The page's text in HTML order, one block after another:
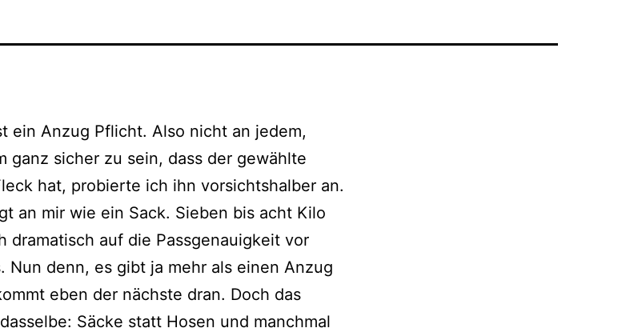
ein Anzug Pflicht. Also nicht an jedem,
ganz sicher zu sein, dass der gewählte
hat, probierte ich ihn vorsichtshalber an.
an mir wie ein Sack. Sieben bis acht Kilo
dramatisch auf die Passgenauigkeit vor
Nun denn, es gibt ja mehr als einen Anzug
eben der nächste dran. Doch das
Säcke statt Hosen und manchmal